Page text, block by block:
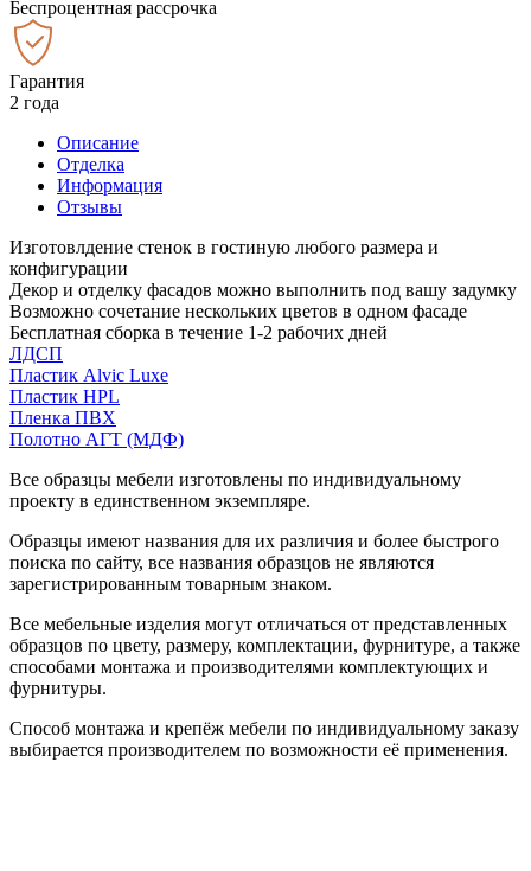
Беспроцентная рассрочка
Гарантия
2 года
Описание
Отделка
Информация
Отзывы
Изготовлдение стенок в гостиную любого размера и
конфигурации
Декор и отделку фасадов можно выполнить под вашу задумку
Возможно сочетание нескольких цветов в одном фасаде
Бесплатная сборка в течение 1-2 рабочих дней
ЛДСП
Пластик Alvic Luxe
Пластик HPL
Пленка ПВХ
Полотно АГТ (МДФ)
Все образцы мебели изготовлены по индивидуальному
проекту в единственном экземпляре.
Образцы имеют названия для их различия и более быстрого
поиска по сайту, все названия образцов не являются
зарегистрированным товарным знаком.
Все мебельные изделия могут отличаться от представленных
образцов по цвету, размеру, комплектации, фурнитуре, а также
способами монтажа и производителями комплектующих и
фурнитуры.
Способ монтажа и крепёж мебели по индивидуальному заказу
выбирается производителем по возможности её применения.